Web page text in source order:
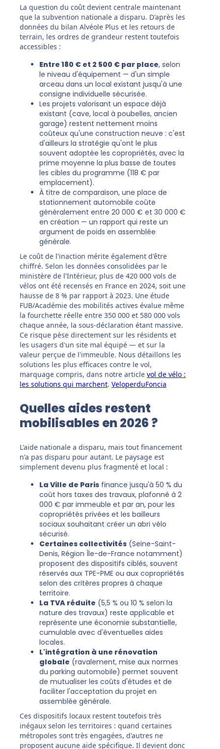
La question du coût devient centrale maintenant
que la subvention nationale a disparu. D'après les
données du bilan Alvéole Plus et les retours de
terrain, les ordres de grandeur restent toutefois
accessibles :
Entre 180 € et 2 500 € par place, selon
le niveau d'équipement — d'un simple
arceau dans un local existant jusqu'à une
consigne individuelle sécurisée.
Les projets valorisant un espace déjà
existant (cave, local à poubelles, ancien
garage) restent nettement moins
coûteux qu'une construction neuve : c'est
d'ailleurs la stratégie qu'ont le plus
souvent adoptée les copropriétés, avec la
prime moyenne la plus basse de toutes
les cibles du programme (118 € par
emplacement).
À titre de comparaison, une place de
stationnement automobile coûte
généralement entre 20 000 € et 30 000 €
en création — un rapport qui reste un
argument de poids en assemblée
générale.
Le coût de l'inaction mérite également d'être
chiffré. Selon les données consolidées par le
ministère de l'Intérieur, plus de 420 000 vols de
vélos ont été recensés en France en 2024, soit une
hausse de 8 % par rapport à 2023. Une étude
FUB/Académie des mobilités actives évalue même
la fourchette réelle entre 350 000 et 580 000 vols
chaque année, la sous-déclaration étant massive.
Ce risque pèse directement sur les résidents et
les usagers d'un site mal équipé — et sur la
valeur perçue de l'immeuble. Nous détaillons les
solutions les plus efficaces contre le vol,
marquage compris, dans notre article vol de vélo :
les solutions qui marchent. VeloperduFoncia
Quelles aides restent
mobilisables en 2026 ?
L'aide nationale a disparu, mais tout financement
n'a pas disparu pour autant. Le paysage est
simplement devenu plus fragmenté et local :
La Ville de Paris finance jusqu'à 50 % du
coût hors taxes des travaux, plafonné à 2
000 € par immeuble et par an, pour les
copropriétés privées et les bailleurs
sociaux souhaitant créer un abri vélo
sécurisé.
Certaines collectivités (Seine-Saint-
Denis, Région Île-de-France notamment)
proposent des dispositifs ciblés, souvent
réservés aux TPE-PME ou aux copropriétés
selon des critères propres à chaque
territoire.
La TVA réduite (5,5 % ou 10 % selon la
nature des travaux) reste applicable et
représente une économie substantielle,
cumulable avec d'éventuelles aides
locales.
L'intégration à une rénovation
globale (ravalement, mise aux normes
du parking automobile) permet souvent
de mutualiser les coûts d'études et de
faciliter l'acceptation du projet en
assemblée générale.
Ces dispositifs locaux restent toutefois très
inégaux selon les territoires : quand certaines
métropoles sont très engagées, d'autres ne
proposent aucune aide spécifique. Il devient donc